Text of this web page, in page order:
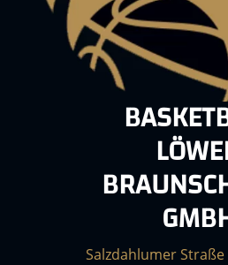
Salzdahlumer Straße